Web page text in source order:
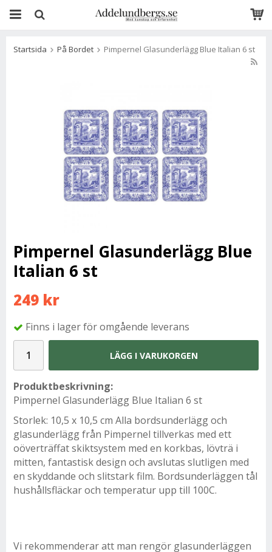
Startsida På Bordet Pimpernel Glasunderlägg Blue Italian 6 st
Pimpernel Glasunderlägg Blue
Italian 6 st
249 kr
Finns i lager för omgående leverans
LÄGG I VARUKORGEN
Produktbeskrivning:
Pimpernel Glasunderlägg Blue Italian 6 st
Storlek: 10,5 x 10,5 cm Alla bordsunderlägg och
glasunderlägg från Pimpernel tillverkas med ett
oöverträffat skiktsystem med en korkbas, lövträ i
mitten, fantastisk design och avslutas slutligen med
en skyddande och slitstark film. Bordsunderläggen tål
hushållsfläckar och temperatur upp till 100C.
Vi rekommenderar att man rengör glasunderläggen